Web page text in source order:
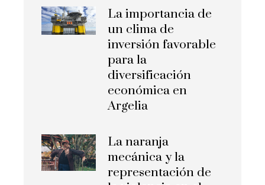
La importancia de
un clima de
inversión favorable
para la
diversificación
económica en
Argelia
La naranja
mecánica y la
representación de